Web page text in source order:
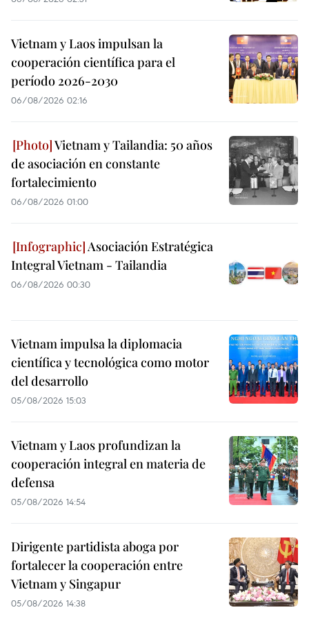
Vietnam y Laos impulsan la
cooperación científica para el
período 2026-2030
06/08/2026 02:16
Vietnam y Tailandia: 50 años
de asociación en constante
fortalecimiento
06/08/2026 01:00
Asociación Estratégica
Integral Vietnam - Tailandia
06/08/2026 00:30
Vietnam impulsa la diplomacia
científica y tecnológica como motor
del desarrollo
05/08/2026 15:03
Vietnam y Laos profundizan la
cooperación integral en materia de
defensa
05/08/2026 14:54
Dirigente partidista aboga por
fortalecer la cooperación entre
Vietnam y Singapur
05/08/2026 14:38